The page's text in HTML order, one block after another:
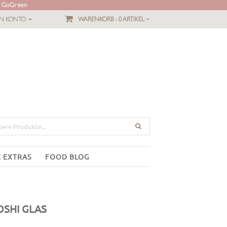
KONTO
WARENKORB - 0 ARTIKEL
EXTRAS FOOD BLOG
GLAS